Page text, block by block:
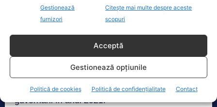
Gestionează
furnizori
Citește mai multe despre aceste
scopuri
Acceptă
Gestionează opțiunile
Politică de cookies Politică de confidențialitate Contact
* La sfârșitul lui 2024 ne propunem un PIB de
360 miliarde euro, cu 120 miliarde euro (50% în
plus) mai mult decât cel din 2021, la preluarea
* Stopăm guvernarea pe datorie. Ducem datoria
în PIB la 46% în 2024 de la 49% la preluarea
guvernării în anul 2021.